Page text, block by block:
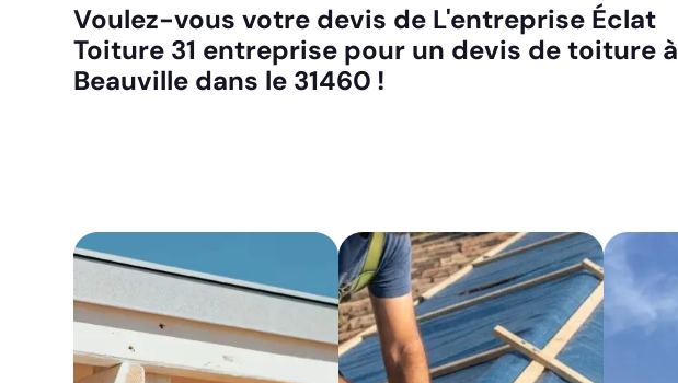
Voulez-vous votre devis de L'entreprise Éclat
Toiture 31 entreprise pour un devis de toiture à
Beauville dans le 31460 !